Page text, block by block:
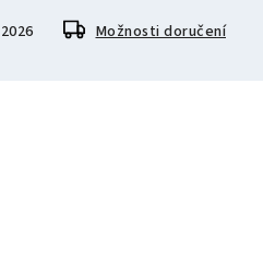
Možnosti doručení